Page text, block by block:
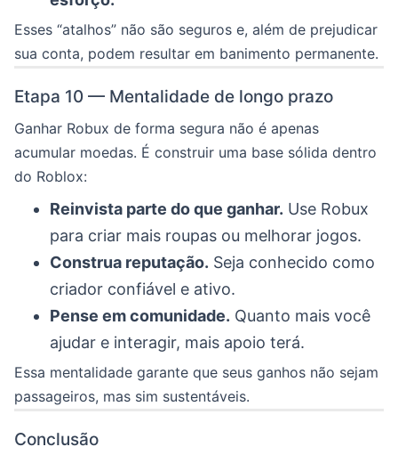
Esses “atalhos” não são seguros e, além de prejudicar
sua conta, podem resultar em banimento permanente.
Etapa 10 — Mentalidade de longo prazo
Ganhar Robux de forma segura não é apenas
acumular moedas. É construir uma base sólida dentro
do Roblox:
Reinvista parte do que ganhar. Use Robux
para criar mais roupas ou melhorar jogos.
Construa reputação. Seja conhecido como
criador confiável e ativo.
Pense em comunidade. Quanto mais você
ajudar e interagir, mais apoio terá.
Essa mentalidade garante que seus ganhos não sejam
passageiros, mas sim sustentáveis.
Conclusão